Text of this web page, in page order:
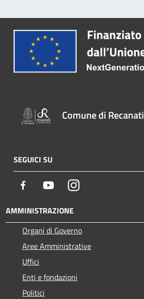
Comune di Recanati
SEGUICI SU
Facebook YoutubeInstagram
AMMINISTRAZIONE
Organi di Governo
Aree Amministrative
Uffici
Enti e fondazioni
Politici